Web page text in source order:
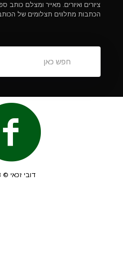
ציורים ואיורים. מאייר ומצלם כותב
הכתבות מתלווים תצלומים של
דובי זכאי © 2023